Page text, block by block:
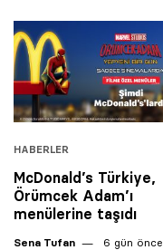
HABERLER
McDonald’s Türkiye,
Örümcek Adam’ı
menülerine taşıdı
Sena Tufan 6 gün önce